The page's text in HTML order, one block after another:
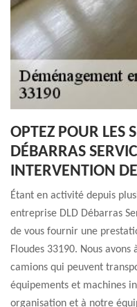
OPTEZ POUR LES
DÉBARRAS
INTERVENTION
Étant en activité depuis
entreprise DLD Débarras
de vous fournir une
Floudes 33190. Nous
camions qui peuvent
équipements et machines
organisation et à notre